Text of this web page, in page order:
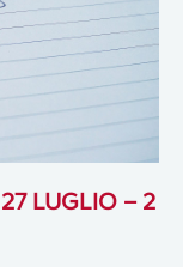
LUGLIO – 2